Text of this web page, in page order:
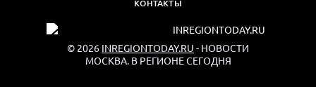
КОНТАКТЫ
© 2026 INREGIONTODAY.RU - НОВОСТИ
МОСКВА. В РЕГИОНЕ СЕГОДНЯ